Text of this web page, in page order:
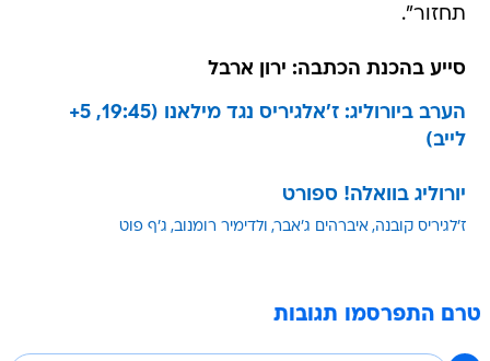
תחזור".
סייע בהכנת הכתבה: ירון ארבל
הערב ביורוליג: ז'אלגיריס נגד מילאנו (19:45, 5+
לייב)
יורוליג בוואלה! ספורט
ז'לגיריס קובנה איברהים ג'אבר ולדימיר רומנוב ג'ף פוט
טרם התפרסמו תגובות